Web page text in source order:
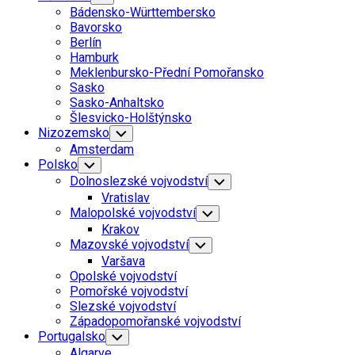
Child
Menu
Bádensko-Württembersko
Bavorsko
Berlín
Hamburk
Meklenbursko-Přední Pomořansko
Sasko
Sasko-Anhaltsko
Šlesvicko-Holštýnsko
Nizozemsko Toggle
Child
Menu
Amsterdam
Polsko Toggle
Child
Menu
Dolnoslezské vojvodství Toggle
Child
Menu
Vratislav
Malopolské vojvodství Toggle
Child
Menu
Krakov
Mazovské vojvodství Toggle
Child
Varšava
Opolské vojvodství
Pomořské vojvodství
Slezské vojvodství
Západopomořanské vojvodství
Portugalsko Toggle
Child